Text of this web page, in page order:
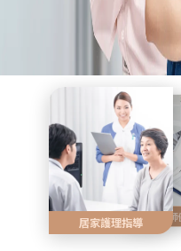
居家護理指導 護理